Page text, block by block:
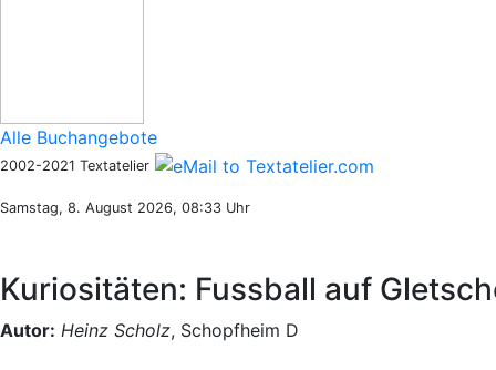
Alle Buchangebote
2002-2021 Textatelier
Samstag, 8. August 2026, 08:33 Uhr
Kuriositäten: Fussball auf
Autor: Heinz Scholz, Schopfheim D